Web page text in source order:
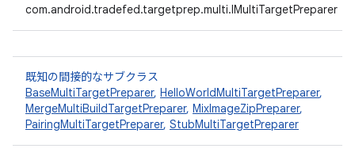
com.android.tradefed.targetprep.multi.IMultiTargetPreparer
既知の間接的なサブクラス
BaseMultiTargetPreparer, HelloWorldMultiTargetPreparer,
MergeMultiBuildTargetPreparer, MixImageZipPreparer,
PairingMultiTargetPreparer, StubMultiTargetPreparer